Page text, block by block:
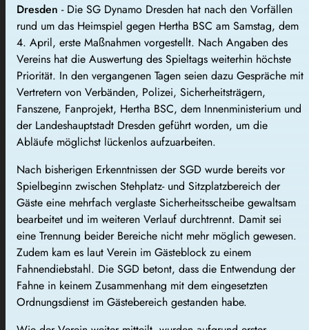
Dresden - Die SG Dynamo Dresden hat nach den Vorfällen
rund um das Heimspiel gegen Hertha BSC am Samstag, dem
4. April, erste Maßnahmen vorgestellt. Nach Angaben des
Vereins hat die Auswertung des Spieltags weiterhin höchste
Priorität. In den vergangenen Tagen seien dazu Gespräche mit
Vertretern von Verbänden, Polizei, Sicherheitsträgern,
Fanszene, Fanprojekt, Hertha BSC, dem Innenministerium und
der Landeshauptstadt Dresden geführt worden, um die
Abläufe möglichst lückenlos aufzuarbeiten.
Nach bisherigen Erkenntnissen der SGD wurde bereits vor
Spielbeginn zwischen Stehplatz- und Sitzplatzbereich der
Gäste eine mehrfach verglaste Sicherheitsscheibe gewaltsam
bearbeitet und im weiteren Verlauf durchtrennt. Damit sei
eine Trennung beider Bereiche nicht mehr möglich gewesen.
Zudem kam es laut Verein im Gästeblock zu einem
Fahnendiebstahl. Die SGD betont, dass die Entwendung der
Fahne in keinem Zusammenhang mit dem eingesetzten
Ordnungsdienst im Gästebereich gestanden habe.